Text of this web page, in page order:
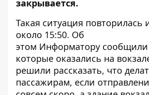
закрывается.
Такая ситуация повторилась
около 15:50. Об
этом Информатору сообщили
которые оказались на
решили рассказать, что
пассажирам, если